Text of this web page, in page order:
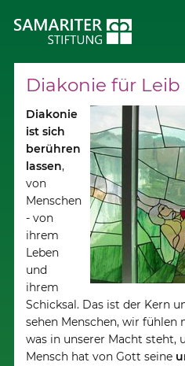
Diakonie für Leib
Diakonie
ist sich
berühren
lassen,
von
Menschen
- von
ihrem
Leben
und
ihrem
Schicksal. Das ist der Kern
sehen Menschen, wir
was in unserer Macht steht,
Mensch hat von Gott seine